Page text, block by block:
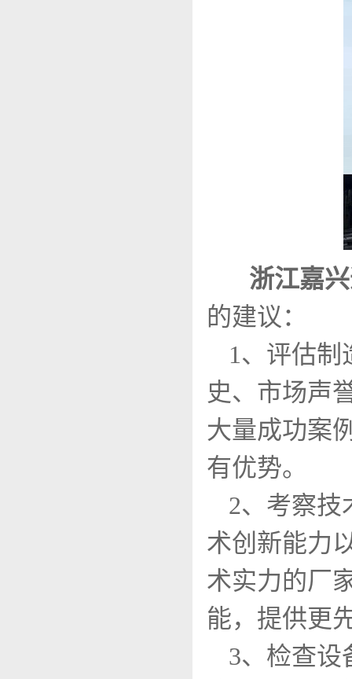
浙江嘉
的建议：
1、评估
史、市场声
大量成功案
有优势。
2、考察技
术创新能力
术实力的厂
能，提供更
3、检查设